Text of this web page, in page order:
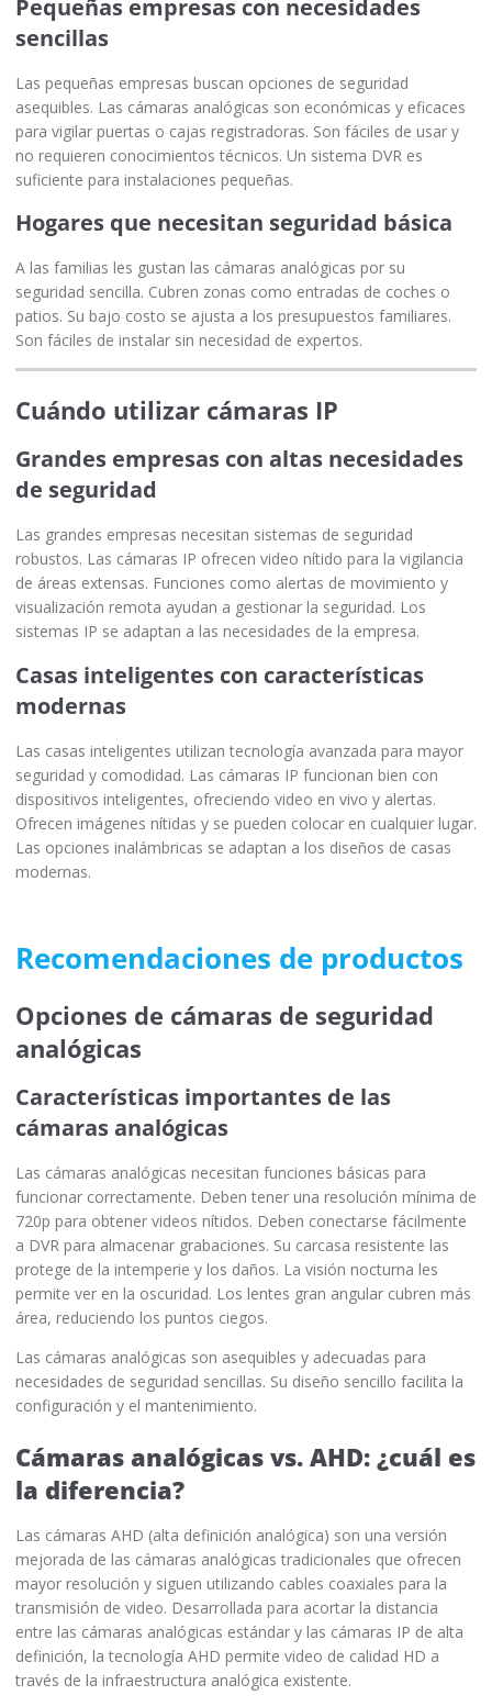
Pequeñas empresas con necesidades
sencillas
Las pequeñas empresas buscan opciones de seguridad
asequibles. Las cámaras analógicas son económicas y eficaces
para vigilar puertas o cajas registradoras. Son fáciles de usar y
no requieren conocimientos técnicos. Un sistema DVR es
suficiente para instalaciones pequeñas.
Hogares que necesitan seguridad básica
A las familias les gustan las cámaras analógicas por su
seguridad sencilla. Cubren zonas como entradas de coches o
patios. Su bajo costo se ajusta a los presupuestos familiares.
Son fáciles de instalar sin necesidad de expertos.
Cuándo utilizar cámaras IP
Grandes empresas con altas necesidades
de seguridad
Las grandes empresas necesitan sistemas de seguridad
robustos. Las cámaras IP ofrecen video nítido para la vigilancia
de áreas extensas. Funciones como alertas de movimiento y
visualización remota ayudan a gestionar la seguridad. Los
sistemas IP se adaptan a las necesidades de la empresa.
Casas inteligentes con características
modernas
Las casas inteligentes utilizan tecnología avanzada para mayor
seguridad y comodidad. Las cámaras IP funcionan bien con
dispositivos inteligentes, ofreciendo video en vivo y alertas.
Ofrecen imágenes nítidas y se pueden colocar en cualquier lugar.
Las opciones inalámbricas se adaptan a los diseños de casas
modernas.
Recomendaciones de productos
Opciones de cámaras de seguridad
analógicas
Características importantes de las
cámaras analógicas
Las cámaras analógicas necesitan funciones básicas para
funcionar correctamente. Deben tener una resolución mínima de
720p para obtener videos nítidos. Deben conectarse fácilmente
a DVR para almacenar grabaciones. Su carcasa resistente las
protege de la intemperie y los daños. La visión nocturna les
permite ver en la oscuridad. Los lentes gran angular cubren más
área, reduciendo los puntos ciegos.
Las cámaras analógicas son asequibles y adecuadas para
necesidades de seguridad sencillas. Su diseño sencillo facilita la
configuración y el mantenimiento.
Cámaras analógicas vs. AHD: ¿cuál es
la diferencia?
Las cámaras AHD (alta definición analógica) son una versión
mejorada de las cámaras analógicas tradicionales que ofrecen
mayor resolución y siguen utilizando cables coaxiales para la
transmisión de video. Desarrollada para acortar la distancia
entre las cámaras analógicas estándar y las cámaras IP de alta
definición, la tecnología AHD permite video de calidad HD a
través de la infraestructura analógica existente.